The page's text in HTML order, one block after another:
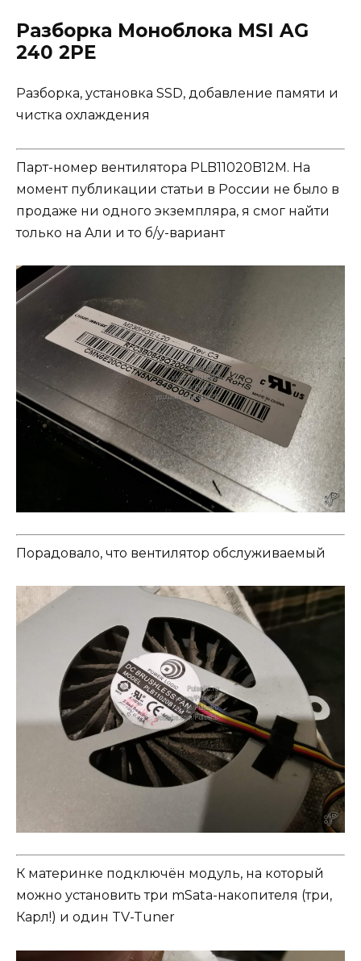
Разборка Моноблока MSI AG
240 2PE
Разборка, установка SSD, добавление памяти и
чистка охлаждения
Парт-номер вентилятора PLB11020B12M. На
момент публикации статьи в России не было в
продаже ни одного экземпляра, я смог найти
только на Али и то б/у-вариант
Порадовало, что вентилятор обслуживаемый
К материнке подключён модуль, на который
можно установить три mSata-накопителя (три,
Карл!) и один TV-Tuner